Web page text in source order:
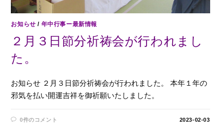
お知らせ / 年中行事ー最新情報
２月３日節分祈祷会が行われまし
た。
お知らせ ２月３日節分祈祷会が行われました。 本年１年の
邪気を払い開運吉祥を御祈願いたしました。
0件のコメント 2023-02-03